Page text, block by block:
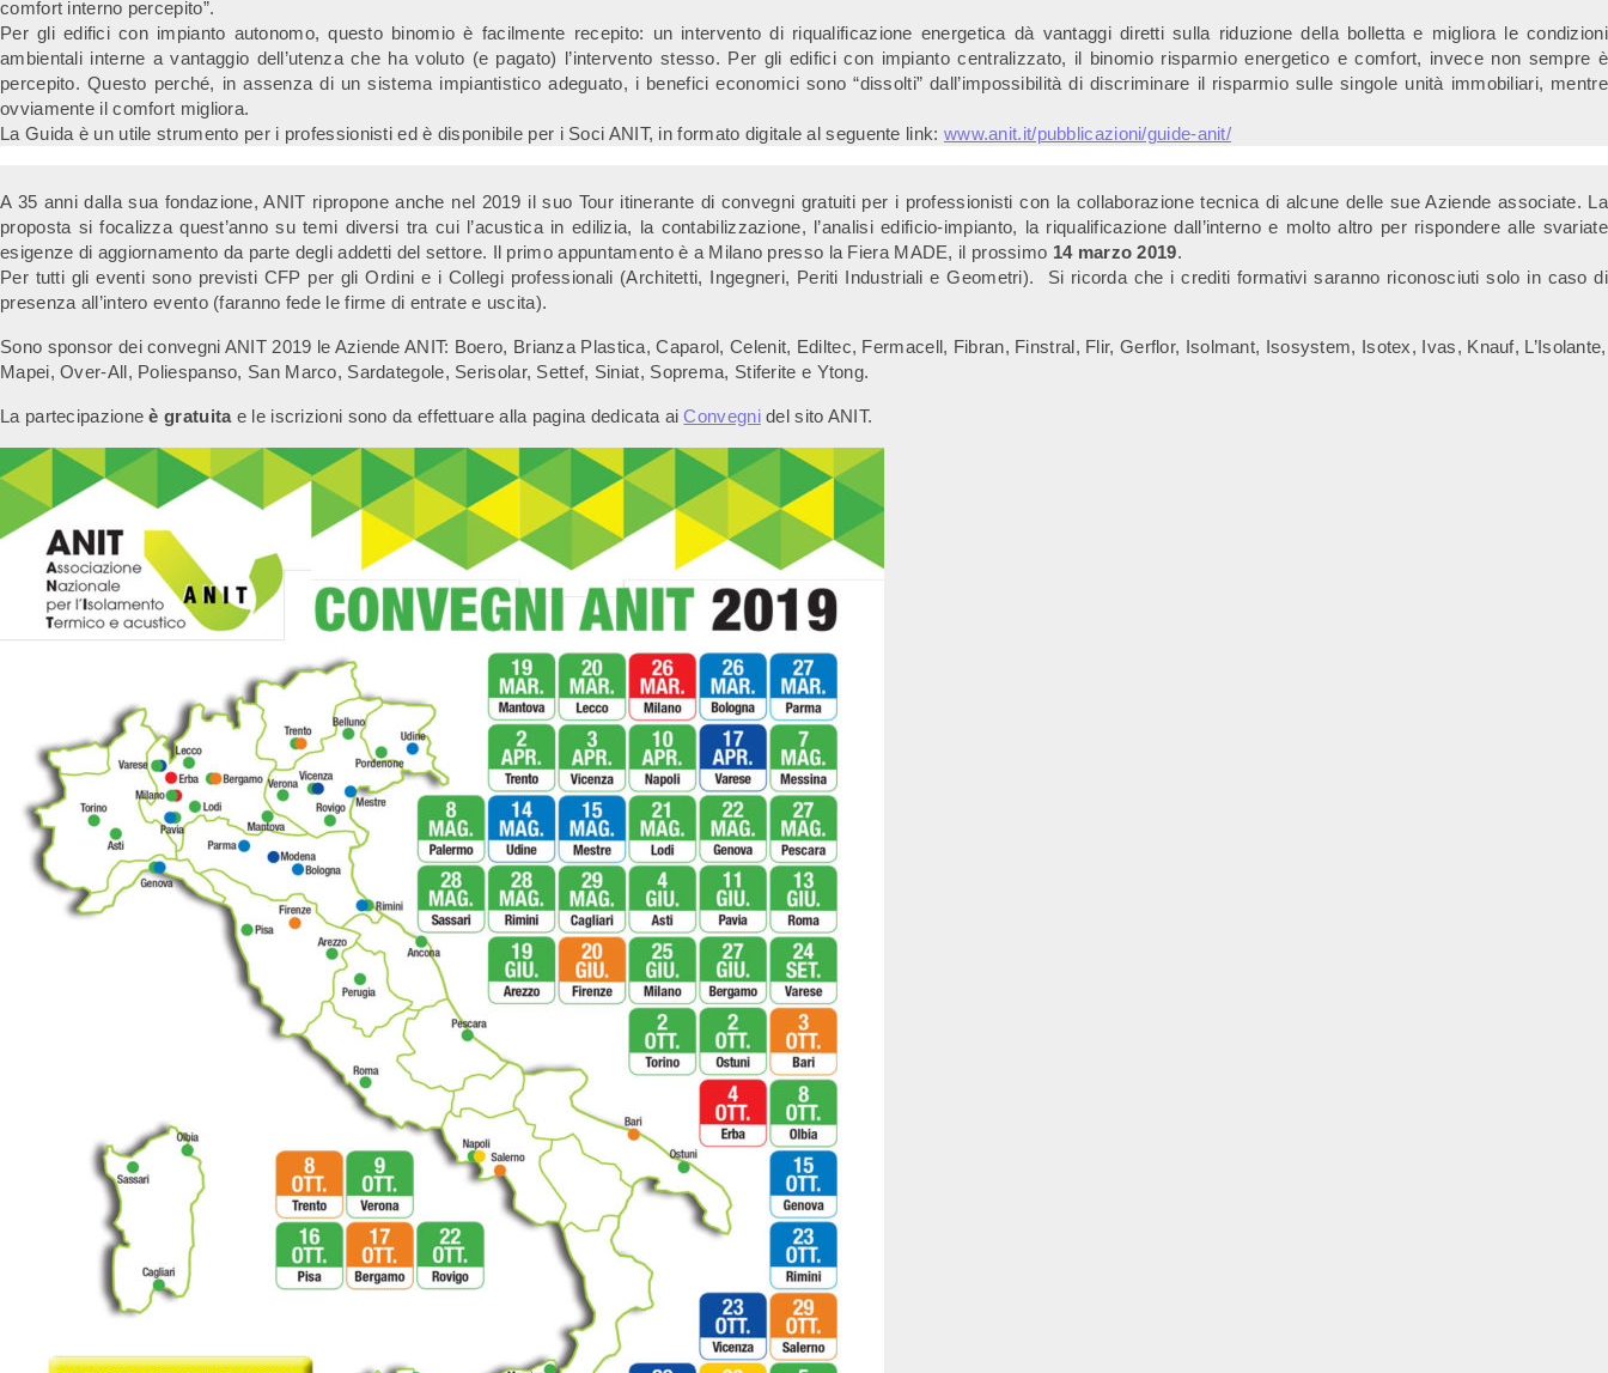
comfort interno percepito”.
Per gli edifici con impianto autonomo, questo binomio è facilmente recepito: un intervento di riqualificazione energetica dà vantaggi diretti sulla riduzione della bolletta e migliora le condizioni
ambientali interne a vantaggio dell’utenza che ha voluto (e pagato) l’intervento stesso. Per gli edifici con impianto centralizzato, il binomio risparmio energetico e comfort, invece non sempre è
percepito. Questo perché, in assenza di un sistema impiantistico adeguato, i benefici economici sono “dissolti” dall’impossibilità di discriminare il risparmio sulle singole unità immobiliari, mentre
ovviamente il comfort migliora.
La Guida è un utile strumento per i professionisti ed è disponibile per i Soci ANIT, in formato digitale al seguente link: www.anit.it/pubblicazioni/guide-anit/
A 35 anni dalla sua fondazione, ANIT ripropone anche nel 2019 il suo Tour itinerante di convegni gratuiti per i professionisti con la collaborazione tecnica di alcune delle sue Aziende associate. La
proposta si focalizza quest’anno su temi diversi tra cui l’acustica in edilizia, la contabilizzazione, l’analisi edificio-impianto, la riqualificazione dall’interno e molto altro per rispondere alle svariate
esigenze di aggiornamento da parte degli addetti del settore. Il primo appuntamento è a Milano presso la Fiera MADE, il prossimo 14 marzo 2019.
Per tutti gli eventi sono previsti CFP per gli Ordini e i Collegi professionali (Architetti, Ingegneri, Periti Industriali e Geometri). Si ricorda che i crediti formativi saranno riconosciuti solo in caso di
presenza all’intero evento (faranno fede le firme di entrate e uscita).
Sono sponsor dei convegni ANIT 2019 le Aziende ANIT: Boero, Brianza Plastica, Caparol, Celenit, Ediltec, Fermacell, Fibran, Finstral, Flir, Gerflor, Isolmant, Isosystem, Isotex, Ivas, Knauf, L’Isolante,
Mapei, Over-All, Poliespanso, San Marco, Sardategole, Serisolar, Settef, Siniat, Soprema, Stiferite e Ytong.
La partecipazioneè gratuitae le iscrizioni sono da effettuare alla pagina dedicata aiConvegnidel sito ANIT.